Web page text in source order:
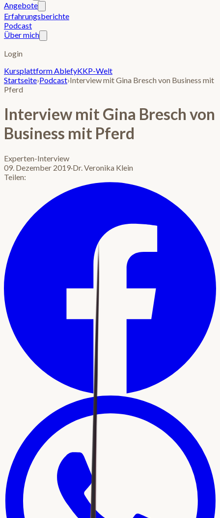
Angebote
Erfahrungsberichte
Podcast
Über mich
Login
Kursplattform AblefyKKP-Welt
Startseite›Podcast›Interview mit Gina Bresch von Business mit
Pferd
Interview mit Gina Bresch von
Business mit Pferd
Experten-Interview
09. Dezember 2019·Dr. Veronika Klein
Teilen: